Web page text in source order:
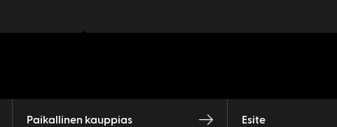
Paikallinen kauppias Esite